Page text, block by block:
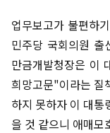
업무보고가 불편하
민주당 국회의원 출
만금개발청장은 이
희망고문"이라는 질
하지 못하자 이 대
을 것 같으니 애매